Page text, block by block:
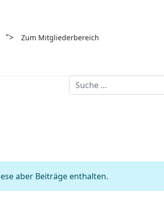
"> Zum Mitgliederbereich
Suchen
aber Beiträge enthalten.